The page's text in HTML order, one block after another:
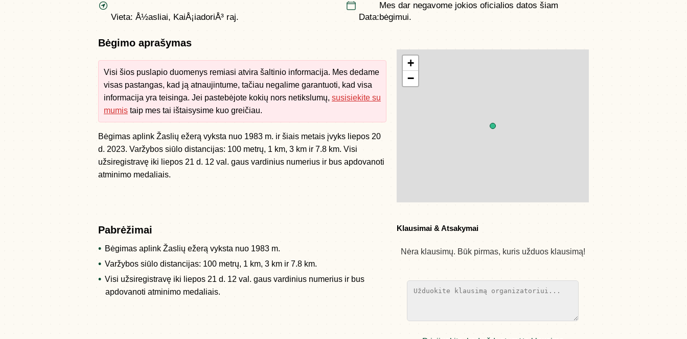
Vieta: Å½asliai, KaiÅ¡iadoriÅ³ raj. Data:
Mes dar negavome jokios oficialios datos šiam
bėgimui.
Bėgimo aprašymas
Visi šios puslapio duomenys remiasi atvira šaltinio informacija. Mes dedame
visas pastangas, kad ją atnaujintume, tačiau negalime garantuoti, kad visa
informacija yra teisinga. Jei pastebėjote kokių nors netikslumų, susisiekite su
mumis taip mes tai ištaisysime kuo greičiau.
Bėgimas aplink Žaslių ežerą vyksta nuo 1983 m. ir šiais metais įvyks liepos 20
d. 2023. Varžybos siūlo distancijas: 100 metrų, 1 km, 3 km ir 7.8 km. Visi
užsiregistravę iki liepos 21 d. 12 val. gaus vardinius numerius ir bus apdovanoti
atminimo medaliais.
Pabrėžimai
Bėgimas aplink Žaslių ežerą vyksta nuo 1983 m.
Varžybos siūlo distancijas: 100 metrų, 1 km, 3 km ir 7.8 km.
Visi užsiregistravę iki liepos 21 d. 12 val. gaus vardinius numerius ir bus
apdovanoti atminimo medaliais.
Klausimai & Atsakymai
Nėra klausimų. Būk pirmas, kuris užduos klausimą!
+
−